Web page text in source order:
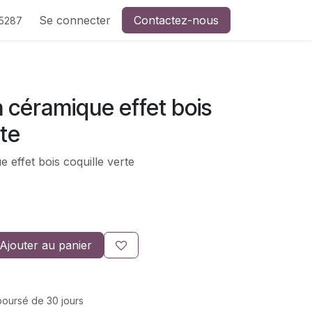
CreaSev Contactez-nous
Se connecter Contactez-nous
céramique effet bois
effet bois coquille verte
Ajouter au panier
de 30 jours